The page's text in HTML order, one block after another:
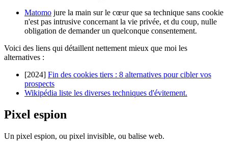
Matomo jure la main sur le cœur que sa technique sans cookie
n'est pas intrusive concernant la vie privée, et du coup, nulle
obligation de demander un quelconque consentement.
Voici des liens qui détaillent nettement mieux que moi les
alternatives :
[2024] Fin des cookies tiers : 8 alternatives pour cibler vos
prospects
Wikipédia liste les diverses techniques d'évitement.
Pixel espion
Un pixel espion, ou pixel invisible, ou balise web.